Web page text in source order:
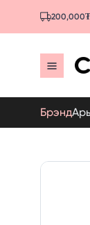
Брэнд